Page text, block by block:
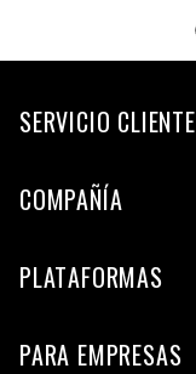
SERVICIO CLIENTE
COMPAÑÍA
PLATAFORMAS
PARA EMPRESAS